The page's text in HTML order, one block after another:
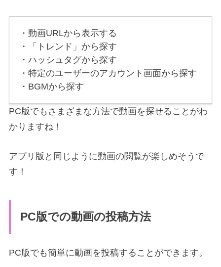
・動画URLから表示する
・「トレンド」から探す
・ハッシュタグから探す
・特定のユーザーのアカウント画面から探す
・BGMから探す
PC版でもさまざまな方法で動画を探せることがわ
かりますね！
アプリ版と同じように動画の閲覧が楽しめそうで
す！
PC版での動画の投稿方法
PC版でも簡単に動画を投稿することができます。